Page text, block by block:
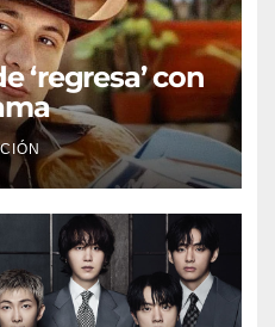
‘regresa’ con